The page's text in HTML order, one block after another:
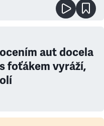
aut docela
foťákem vyráží,